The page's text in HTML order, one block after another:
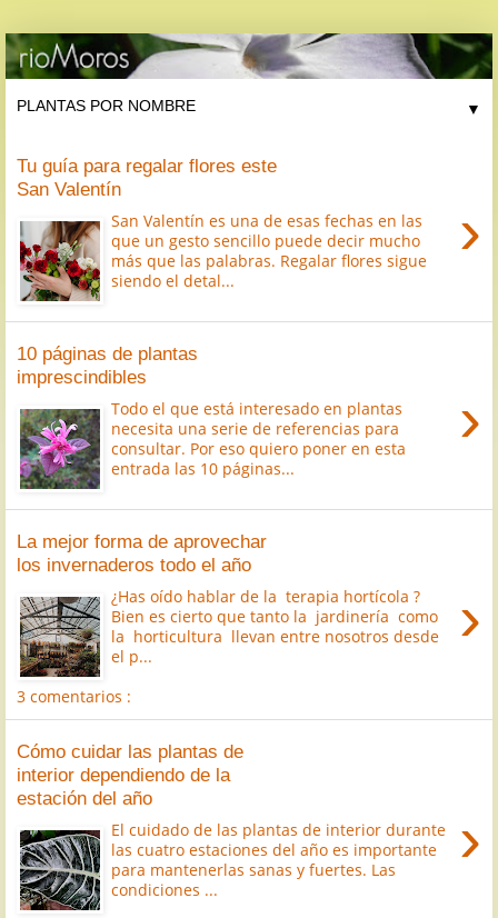
▼
Tu guía para regalar flores este
San Valentín
›
San Valentín es una de esas fechas en las
que un gesto sencillo puede decir mucho
más que las palabras. Regalar flores sigue
siendo el detal...
10 páginas de plantas
imprescindibles
›
Todo el que está interesado en plantas
necesita una serie de referencias para
consultar. Por eso quiero poner en esta
entrada las 10 páginas...
La mejor forma de aprovechar
los invernaderos todo el año
›
¿Has oído hablar de la terapia hortícola ?
Bien es cierto que tanto la jardinería como
la horticultura llevan entre nosotros desde
el p...
3 comentarios :
Cómo cuidar las plantas de
interior dependiendo de la
estación del año
›
El cuidado de las plantas de interior durante
las cuatro estaciones del año es importante
para mantenerlas sanas y fuertes. Las
condiciones ...